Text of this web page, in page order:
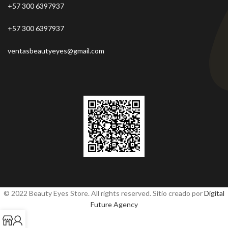
+57 300 6397937
+57 300 6397937
ventasbeautyeyes@gmail.com
© 2022 Beauty Eyes Store. All rights reserved. Sitio creado porDigital
Future Agency